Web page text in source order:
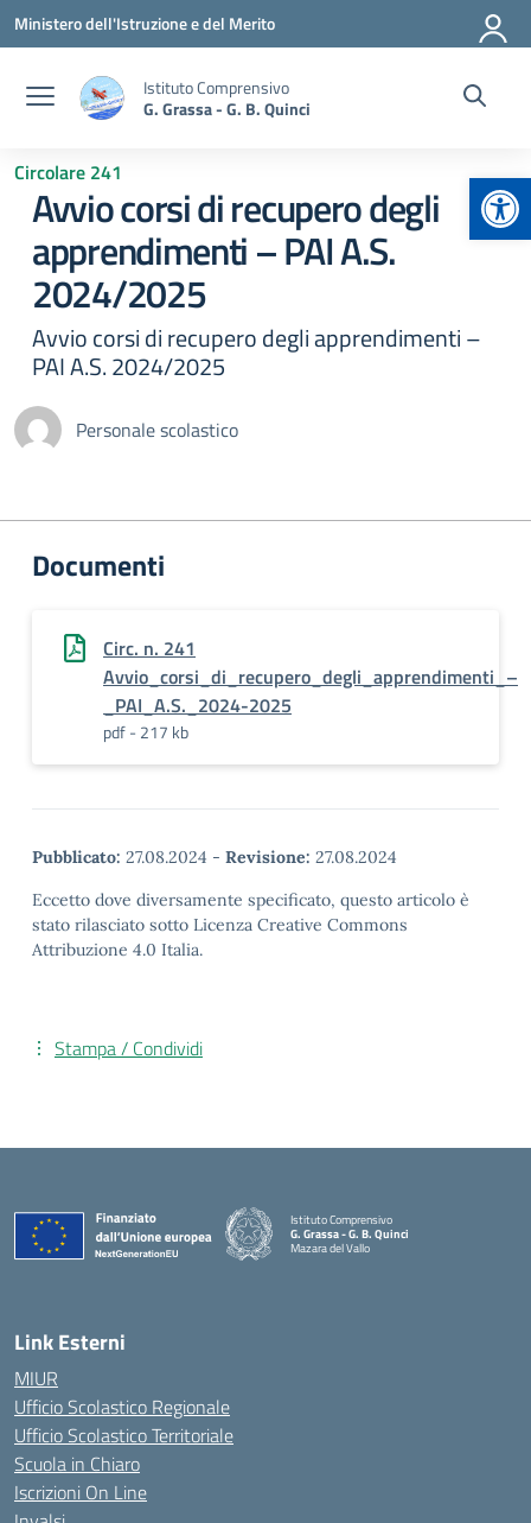
Vai ai contenuti
Vai al menu di navigazione
Vai al footer
Ministero dell'Istruzione e del Merito
Istituto Comprensivo
G. Grassa - G. B. Quinci
Circolare 241
Avvio corsi di recupero degli
apprendimenti – PAI A.S.
2024/2025
Avvio corsi di recupero degli apprendimenti –
PAI A.S. 2024/2025
Personale scolastico
Documenti
Circ. n. 241
Avvio_corsi_di_recupero_degli_apprendimenti_–
_PAI_A.S._2024-2025
pdf - 217 kb
Pubblicato: 27.08.2024 - Revisione: 27.08.2024
Eccetto dove diversamente specificato, questo articolo è
stato rilasciato sotto Licenza Creative Commons
Attribuzione 4.0 Italia.
Stampa / Condividi
Istituto Comprensivo
G. Grassa - G. B. Quinci
Mazara del Vallo
Link Esterni
MIUR
Ufficio Scolastico Regionale
Ufficio Scolastico Territoriale
Scuola in Chiaro
Iscrizioni On Line